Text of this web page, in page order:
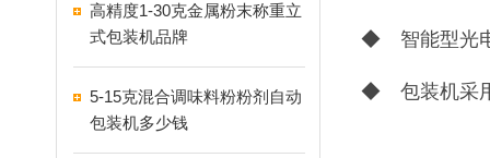
高精度1-30克金属粉末称重立
式包装机品牌
5-15克混合调味料粉粉剂自动
包装机多少钱
◆ 智能型光
◆ 包装机采用